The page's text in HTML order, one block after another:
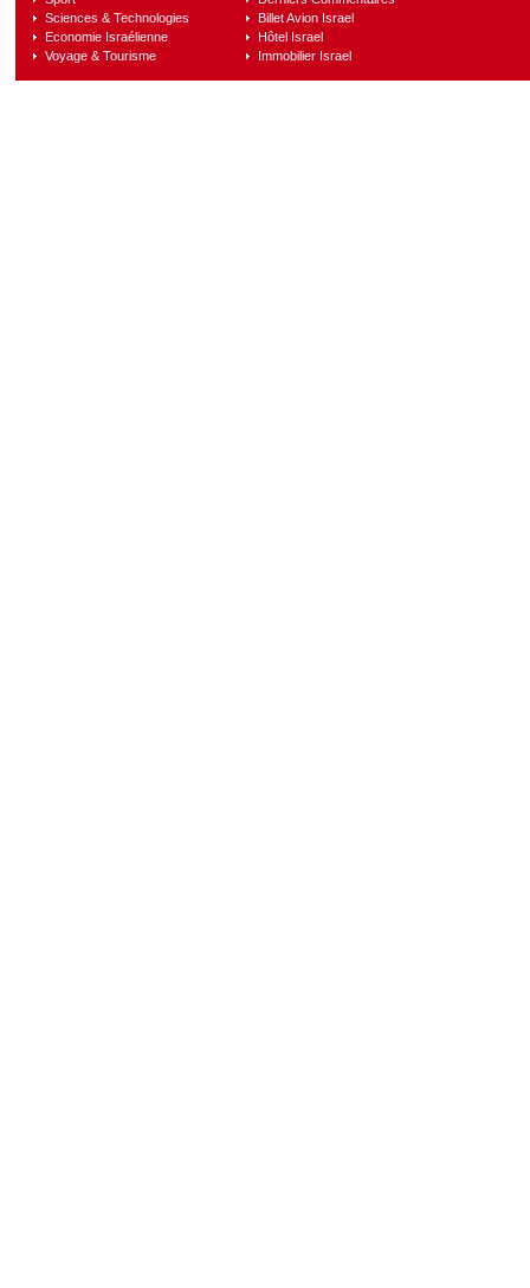
Sciences & Technologies
Economie Israélienne
Voyage & Tourisme
Billet Avion Israel
Hôtel Israel
Immobilier Israel